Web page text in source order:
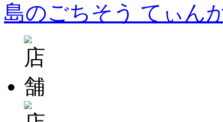
島のごちそう てぃん